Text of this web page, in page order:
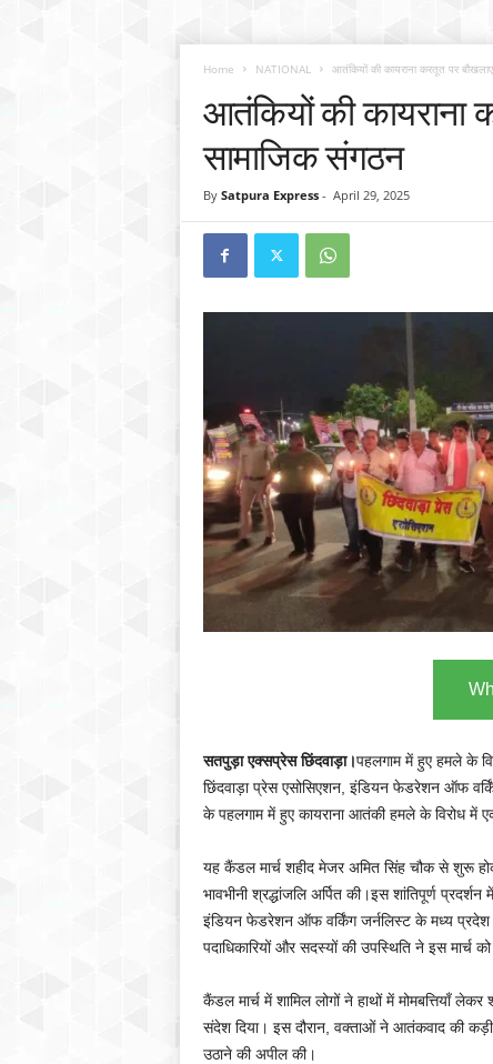
Home NATIONAL आतंकियों की कायराना करतूत पर
आतंकियों की कायराना
सामाजिक संगठन
By Satpura Express- April 29, 2025
सतपुड़ा एक्सप्रेस छिंदवाड़ा।पहलगाम में हुए हमले के
छिंदवाड़ा प्रेस एसोसिएशन, इंडियन फेडरेशन ऑफ
के पहलगाम में हुए कायराना आतंकी हमले के विरोध में
यह कैंडल मार्च शहीद मेजर अमित सिंह चौक से शुरू
भावभीनी श्रद्धांजलि अर्पित की।इस शांतिपूर्ण
इंडियन फेडरेशन ऑफ वर्किंग जर्नलिस्ट के मध्य प्रदेश
पदाधिकारियों और सदस्यों की उपस्थिति ने इस मार्च
कैंडल मार्च में शामिल लोगों ने हाथों में मोमबत्तियाँ
संदेश दिया। इस दौरान, वक्ताओं ने आतंकवाद की
उठाने की अपील की।